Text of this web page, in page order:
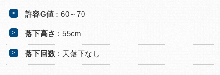
許容G値 ：60～70
落下高さ ：55cm
落下回数 ：天落下なし